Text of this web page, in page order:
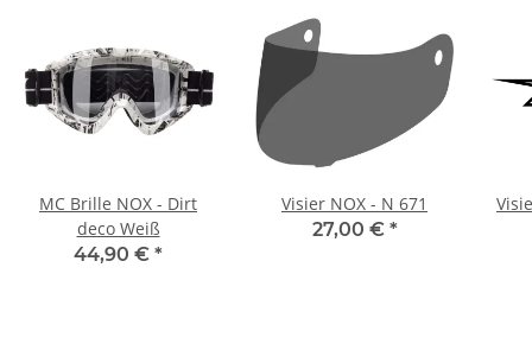
MC Brille NOX - Dirt
deco Weiß
44,90 € *
Visier NOX - N 671
27,00 € *